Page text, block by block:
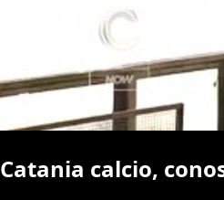
Catania calcio,